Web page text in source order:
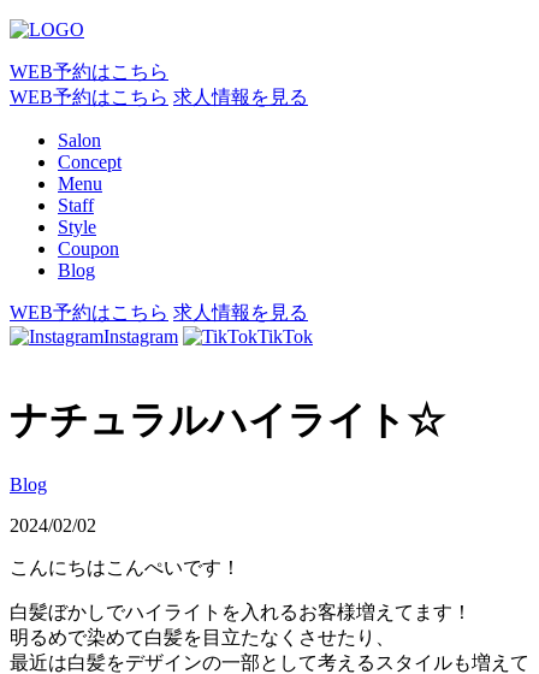
WEB予約はこちら
WEB予約はこちら 求人情報を見る
Salon
Concept
Menu
Staff
Style
Coupon
Blog
WEB予約はこちら 求人情報を見る
Instagram
TikTok
ナチュラルハイライト☆
Blog
2024/02/02
こんにちはこんぺいです！
白髪ぼかしでハイライトを入れるお客様増えてます！
明るめで染めて白髪を目立たなくさせたり、
最近は白髪をデザインの一部として考えるスタイルも増えて